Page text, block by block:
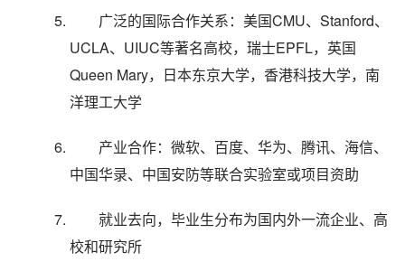
广泛的国际合作关系：美国CMU、Stanford、
UCLA、UIUC等著名高校，瑞士EPFL，英国
Queen Mary，日本东京大学，香港科技大学，南
洋理工大学
产业合作：微软、百度、华为、腾讯、海信、
中国华录、中国安防等联合实验室或项目资助
就业去向，毕业生分布为国内外一流企业、高
校和研究所